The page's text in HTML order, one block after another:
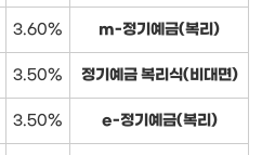
3.60% m-정기예금(복리)
3.50% 정기예금 복리식(비대면)
3.50% e-정기예금(복리)